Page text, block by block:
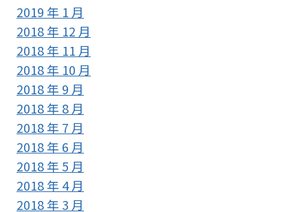
2019 年 1 月
2018 年 12 月
2018 年 11 月
2018 年 10 月
2018 年 9 月
2018 年 8 月
2018 年 7 月
2018 年 6 月
2018 年 5 月
2018 年 4 月
2018 年 3 月